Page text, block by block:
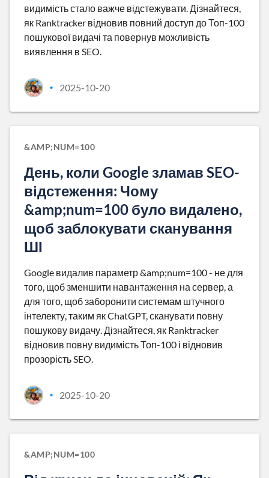
видимість стало важче відстежувати. Дізнайтеся,
як Ranktracker відновив повний доступ до Топ-100
пошукової видачі та повернув можливість
виявлення в SEO.
• 2025-10-20
&AMP;NUM=100
День, коли Google зламав SEO-
відстеження: Чому
&amp;num=100 було видалено,
щоб заблокувати сканування
ШІ
Google видалив параметр &amp;num=100 - не для
того, щоб зменшити навантаження на сервер, а
для того, щоб заборонити системам штучного
інтелекту, таким як ChatGPT, сканувати повну
пошукову видачу. Дізнайтеся, як Ranktracker
відновив повну видимість Топ-100 і відновив
прозорість SEO.
• 2025-10-20
&AMP;NUM=100